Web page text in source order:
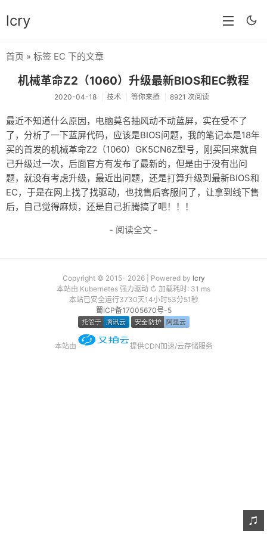
lcry
分类
分享
技术
教程
生活
AI
归档
友链
关于
首页 » 标签 EC 下的文章
机械革命Z2（1060）升级最新BIOS和EC教程
2020-04-18 技术 等你来撩 8921 次阅读
最近不知道什么原因，电脑莫名抽风动不动蓝屏，实在受不了
了，分析了一下蓝屏代码，应该是BIOS问题，我的笔记本是18年
买的首发的机械革命Z2（1060）GK5CN6Z型号，刚买回来就自
己升级过一次，后面官方有发布了最新的，但是由于没有出问
题，就没有考虑升级，最近出问题，还是打算升级到最新BIOS和
EC，于是在网上找了找驱动，也找售后客服问了，让拿到线下售
后，自己觉得麻烦，还是自己折腾搞了吧！！！
- 阅读全文 -
Copyright © 2015- 2026 | Powered by lcry
本站由 Kubernetes 强力驱动 ↻ 加载耗时: 31 ms
本站已安全运行3730天14小时53分51秒
蜀ICP备17005670号-5
本站由 提供CDN加速/云存储服务